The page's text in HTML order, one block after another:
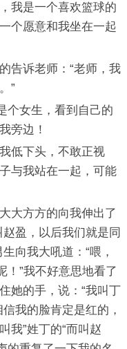
我是一个喜欢篮球的
个愿意和我坐在一起
诉老师：“老师，我
”
女生，看到自己的
旁边！
低下头，不敢正视
与我站在一起，可能
方方的向我伸出了
盈，以后我们就是同
向我大吼道：“喂，
！”我不好意思地看了
她的手，说：“我叫丁
我的脸肯定是红的，
我”姓丁的“而叫赵